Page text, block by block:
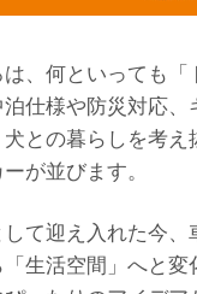
、何といっても「
仕様や防災対応、
との暮らしを考え
が並びます。
て迎え入れた今、
「生活空間」へと変